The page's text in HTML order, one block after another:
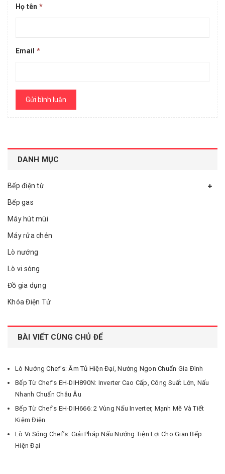
Họ tên *
Email *
Gửi bình luận
DANH MỤC
Bếp điện từ
Bếp gas
Máy hút mùi
Máy rửa chén
Lò nướng
Lò vi sóng
Đồ gia dụng
Khóa Điện Tử
BÀI VIẾT CÙNG CHỦ ĐỂ
Lò Nướng Chef’s: Âm Tủ Hiện Đại, Nướng Ngon Chuẩn Gia Đình
Bếp Từ Chef’s EH-DIH890N: Inverter Cao Cấp, Công Suất Lớn, Nấu
Nhanh Chuẩn Châu Âu
Bếp Từ Chef’s EH-DIH666: 2 Vùng Nấu Inverter, Mạnh Mẽ Và Tiết
Kiệm Điện
Lò Vi Sóng Chef’s: Giải Pháp Nấu Nướng Tiện Lợi Cho Gian Bếp
Hiện Đại